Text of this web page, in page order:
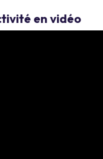
en vidéo